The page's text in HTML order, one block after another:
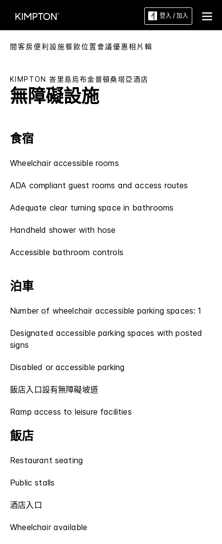
登入 / 加入
間客房便利設施餐飲位置會議優惠相片輯
KIMPTON 峇里島烏布金普頓桑塔亞酒店
無障礙設施
食宿
Wheelchair accessible rooms
ADA compliant guest rooms and access routes
Adequate clear turning space in bathrooms
Handheld shower with hose
Accessible bathroom controls
泊車
Number of wheelchair accessible parking spaces: 1
Designated accessible parking spaces with posted
signs
Disabled or accessible parking
飯店入口設有無障礙坡道
Ramp access to leisure facilities
飯店
Restaurant seating
Public stalls
酒店入口
Wheelchair available